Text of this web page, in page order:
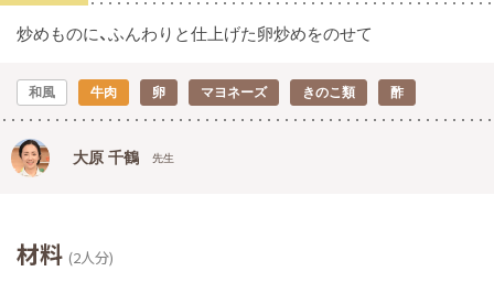
炒めものに、ふんわりと仕上げた卵炒めをのせて
和風 牛肉 卵 マヨネーズ きのこ類 酢
大原 千鶴 先生
材料 (2人分)